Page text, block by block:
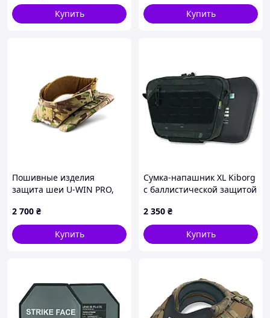
Купить
Купить
Пошивные изделия
защита шеи U-WIN PRO,
2 700 ₴
Купить
Сумка-напашник XL Kiborg
с баллистической защитой
Мультикам
2 350 ₴
Купить